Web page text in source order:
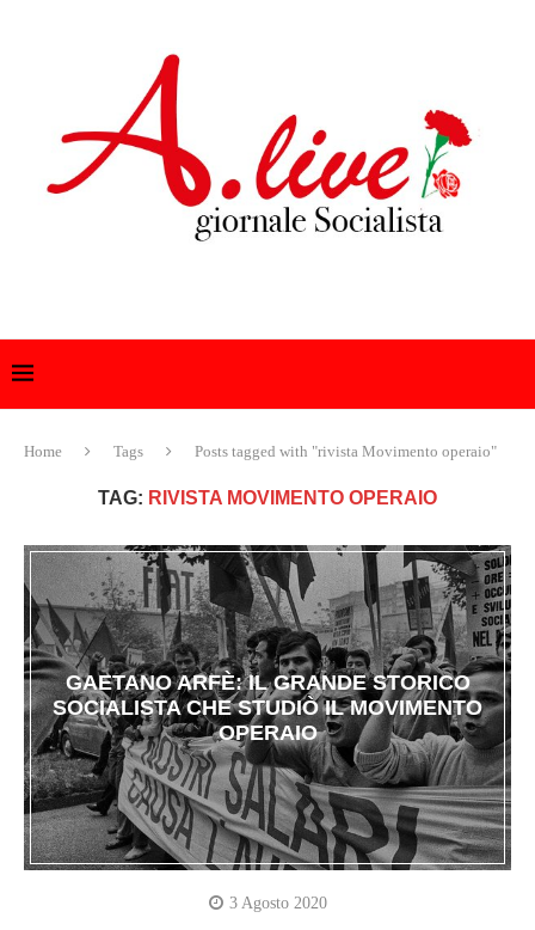
Home Tags Posts tagged with "rivista Movimento operaio"
TAG: RIVISTA MOVIMENTO OPERAIO
GAETANO ARFÈ: IL GRANDE STORICO
SOCIALISTA CHE STUDIÒ IL MOVIMENTO
OPERAIO
3 Agosto 2020